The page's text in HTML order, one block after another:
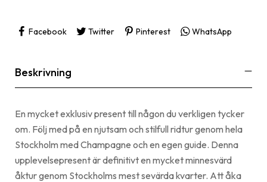
Facebook Twitter Pinterest WhatsApp
Beskrivning
En mycket exklusiv present till någon du verkligen tycker
om. Följ med på en njutsam och stilfull ridtur genom hela
Stockholm med Champagne och en egen guide. Denna
upplevelsepresent är definitivt en mycket minnesvärd
åktur genom Stockholms mest sevärda kvarter. Att åka